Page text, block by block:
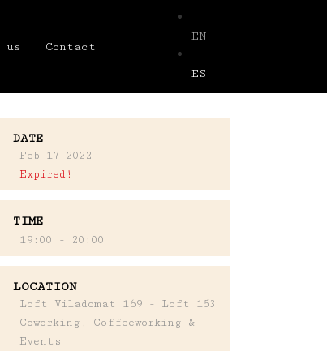
us Contact
|
EN
|
ES
DATE
Feb 17 2022
Expired!
TIME
19:00 - 20:00
LOCATION
Loft Viladomat 169 - Loft 153
Coworking, Coffeeworking &
Events